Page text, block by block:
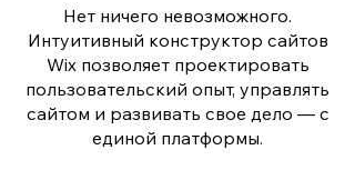
Нет ничего невозможного.
Интуитивный конструктор сайтов
Wix позволяет проектировать
пользовательский опыт, управлять
сайтом и развивать свое дело — с
единой платформы.